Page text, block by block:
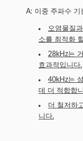
A: 이중 주파수 기
오염물질
소를 최적화
28kHz는
효과적입니다.
40kHz는
데 더 적합합
더 철저하
니다.